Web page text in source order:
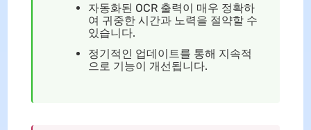
자동화된 OCR 출력이 매우 정확하
여 귀중한 시간과 노력을 절약할 수
있습니다.
정기적인 업데이트를 통해 지속적
으로 기능이 개선됩니다.